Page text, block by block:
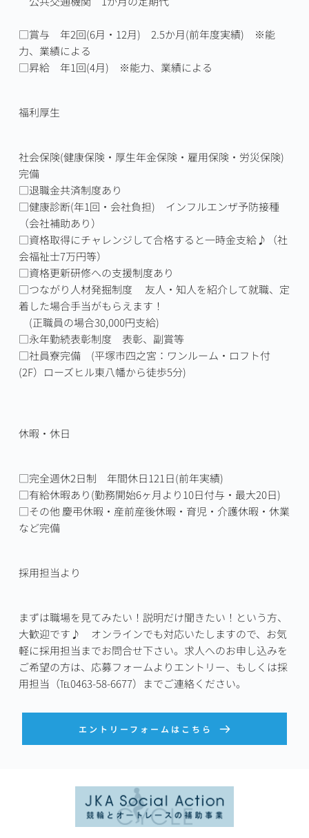
□賞与　年2回(6月・12月)　2.5か月(前年度実績)　※能
力、業績による
□昇給　年1回(4月)　※能力、業績による
福利厚生
社会保険(健康保険・厚生年金保険・雇用保険・労災保険)
完備
□退職金共済制度あり
□健康診断(年1回・会社負担)　インフルエンザ予防接種
（会社補助あり）
□資格取得にチャレンジして合格すると一時金支給♪（社
会福祉士7万円等）
□資格更新研修への支援制度あり
□つながり人材発掘制度 　友人・知人を紹介して就職、定
着した場合手当がもらえます！
(正職員の場合30,000円支給)
□永年勤続表彰制度　表彰、副賞等
□社員寮完備　(平塚市四之宮：ワンルーム・ロフト付
休暇・休日
□完全週休2日制　年間休日121日(前年実績)
□有給休暇あり(勤務開始6ヶ月より10日付与・最大20日)
□その他 慶弔休暇・産前産後休暇・育児・介護休暇・休業
など完備
採用担当より
まずは職場を見てみたい！説明だけ聞きたい！という方、
大歓迎です♪　オンラインでも対応いたしますので、お気
軽に採用担当までお問合せ下さい。求人へのお申し込みを
ご希望の方は、応募フォームよりエントリー、もしくは採
用担当（℡0463-58-6677）までご連絡ください。
エントリーフォームはこちら